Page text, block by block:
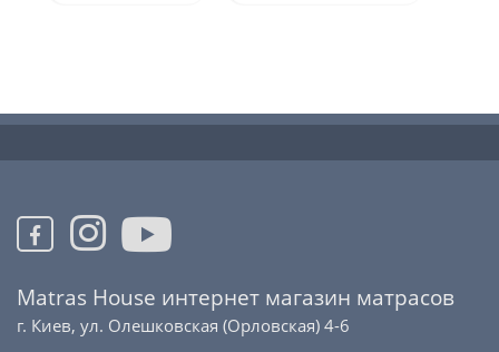
Matras House интернет магазин матрасов
г. Киев, ул. Олешковская (Орловская) 4-6